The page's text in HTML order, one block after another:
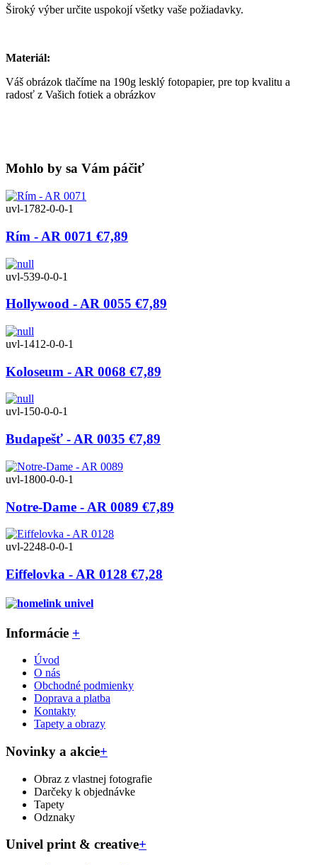
Široký výber určite uspokojí všetky vaše požiadavky.
Materiál:
Váš obrázok tlačíme na 190g lesklý fotopapier, pre top kvalitu a
radosť z Vašich fotiek a obrázkov
Mohlo by sa Vám páčiť
uvl-1782-0-0-1
Rím - AR 0071 €7,89
uvl-539-0-0-1
Hollywood - AR 0055 €7,89
uvl-1412-0-0-1
Koloseum - AR 0068 €7,89
uvl-150-0-0-1
Budapešť - AR 0035 €7,89
uvl-1800-0-0-1
Notre-Dame - AR 0089 €7,89
uvl-2248-0-0-1
Eiffelovka - AR 0128 €7,28
Informácie +
Úvod
O nás
Obchodné podmienky
Doprava a platba
Kontakty
Tapety a obrazy
Novinky a akcie+
Obraz z vlastnej fotografie
Darčeky k objednávke
Tapety
Odznaky
Univel print & creative+